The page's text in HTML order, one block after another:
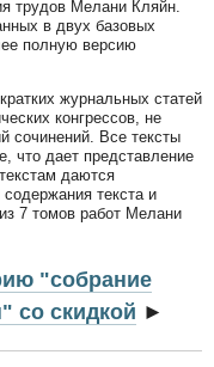
трудов Мелани Кляйн.
в двух базовых
полную версию
журнальных статей
конгрессов, не
сочинений. Все тексты
что дает представление
даются
текста и
7 томов работ Мелани
"собрание
со скидкой ►